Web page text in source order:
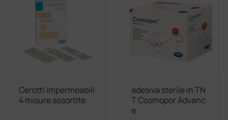
Cerotti impermeabili
4 misure assortite
adesiva sterile in TN
T Cosmopor Advanc
e